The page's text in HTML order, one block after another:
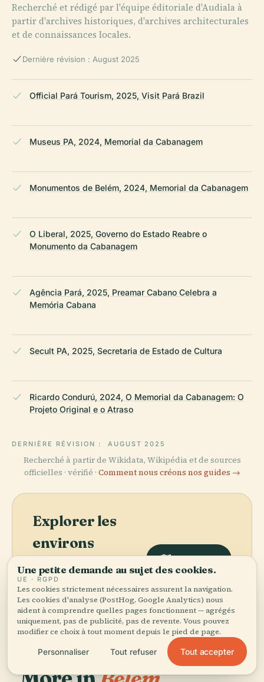
Recherché et rédigé par l'équipe éditoriale d'Audiala à
partir d'archives historiques, d'archives architecturales
et de connaissances locales.
Dernière révision : August 2025
Official Pará Tourism, 2025, Visit Pará Brazil
Museus PA, 2024, Memorial da Cabanagem
Monumentos de Belém, 2024, Memorial da Cabanagem
O Liberal, 2025, Governo do Estado Reabre o
Monumento da Cabanagem
Agência Pará, 2025, Preamar Cabano Celebra a
Memória Cabana
Secult PA, 2025, Secretaria de Estado de Cultura
Ricardo Condurú, 2024, O Memorial da Cabanagem: O
Projeto Original e o Atraso
DERNIÈRE RÉVISION : AUGUST 2025
Recherché à partir de Wikidata, Wikipédia et de sources
officielles · vérifié · Comment nous créons nos guides →
Explorer les
environs
Cabanagem sur la carte et
voyez ce qu'il y a à
proximité.
Voir la carte
Une petite demande au sujet des cookies.
UE · RGPD
Les cookies strictement nécessaires assurent la navigation.
Les cookies d'analyse (PostHog, Google Analytics) nous
aident à comprendre quelles pages fonctionnent — agrégés
uniquement, pas de publicité, pas de revente. Vous pouvez
modifier ce choix à tout moment depuis le pied de page.
Personnaliser Tout refuser Tout accepter